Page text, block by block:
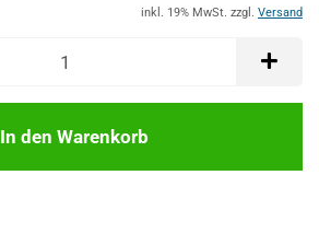
inkl. 19% MwSt. zzgl. Versand
In den Warenkorb